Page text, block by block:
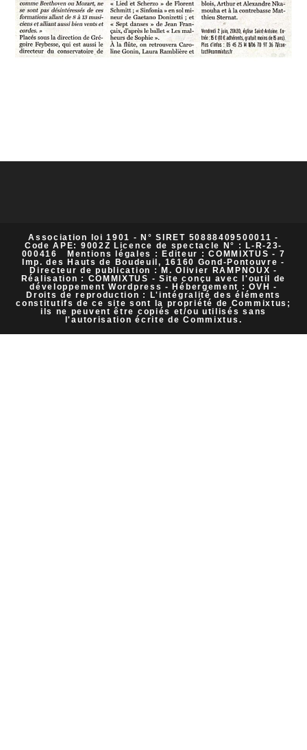
Association loi 1901 - N° SIRET 50888409500011 -
Code APE: 9002Z Licence de spectacle N° : L-R-23-
000416 Mentions légales : Editeur : COMMIXTUS - 7
Imp. des Hauts de Boudeuil, 16160 Gond-Pontouvre -
Directeur de publication : M. Olivier RAMPNOUX -
Réalisation : COMMIXTUS - Site conçu avec l'outil de
développement Wordpress - Hébergement : OVH -
Droits de reproduction : L'intégralité des éléments
constitutifs de ce site sont la propriété de Commixtus;
ils ne peuvent être copiés et/ou utilisés sans
l'autorisation écrite de Commixtus.